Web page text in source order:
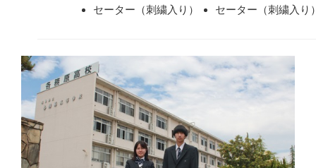
セーター（刺繍入り）
セーター（刺繍入り